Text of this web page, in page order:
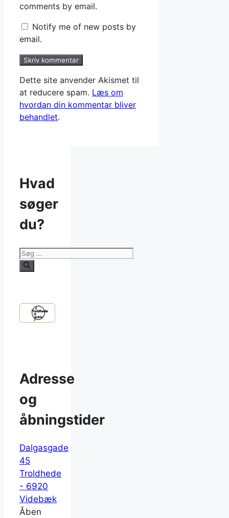
comments by email.
Notify me of new posts by
email.
Dette site anvender Akismet til
at reducere spam. Læs om
hvordan din kommentar bliver
behandlet.
Hvad
søger
du?
Søg
efter:
Adresse
og
åbningstider
Dalgasgade
45
Troldhede
- 6920
Videbæk
Åben